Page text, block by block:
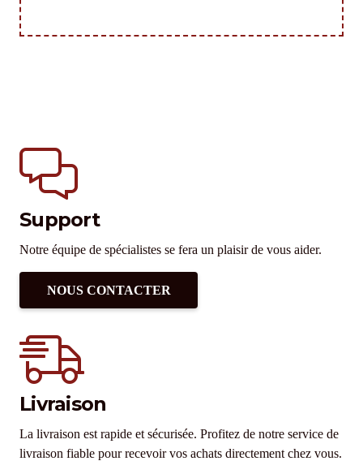
Support
Notre équipe de spécialistes se fera un plaisir de vous aider.
NOUS CONTACTER
Livraison
La livraison est rapide et sécurisée. Profitez de notre service de
livraison fiable pour recevoir vos achats directement chez vous.